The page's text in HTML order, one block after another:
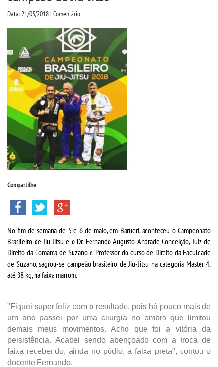
COLAP
ATENDIMENTO PSICOPEDAGÃ³GICO
CURSOS
BACHARELADOS
LICENCIATURAS
VALORES
SEGUNDA GRADUAÃ§Ã£O
MATRÃ­CULA
Data: 21/05/2018 | Comentário
Compartilhe
No fim de semana de 5 e 6 de maio, em Barueri, aconteceu o Campeonato
Brasileiro de Jiu Jitsu e o Dr. Fernando Augusto Andrade Conceição, Juiz de
Direito da Comarca de Suzano e Professor do curso de Direito da Faculdade
de Suzano, sagrou-se campeão brasileiro de Jiu-Jitsu na categoria Master 4,
até 88 kg, na faixa marrom.
"Fiquei super feliz com o resultado, pois há pouco mais de
um ano passei por uma cirurgia no ombro que limitou
demais meus movimentos. Acho que foi a vitória da
persistência. Acabei sendo abençoado com a troca de
faixa recebendo, ainda no pódio, a faixa preta", contou o
docente Fernando.